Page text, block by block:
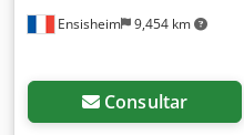
Ensisheim 9,454 km
Consultar